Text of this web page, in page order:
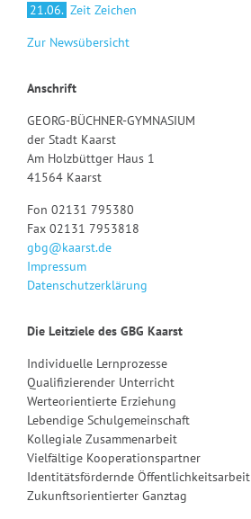
21.06. Zeit Zeichen
Zur Newsübersicht
Anschrift
GEORG-BÜCHNER-GYMNASIUM
der Stadt Kaarst
Am Holzbüttger Haus 1
41564 Kaarst
Fon 02131 795380
Fax 02131 7953818
gbg@kaarst.de
Impressum
Datenschutzerklärung
Die Leitziele des GBG Kaarst
Individuelle Lernprozesse
Qualifizierender Unterricht
Werteorientierte Erziehung
Lebendige Schulgemeinschaft
Kollegiale Zusammenarbeit
Vielfältige Kooperationspartner
Identitätsfördernde Öffentlichkeitsarbeit
Zukunftsorientierter Ganztag